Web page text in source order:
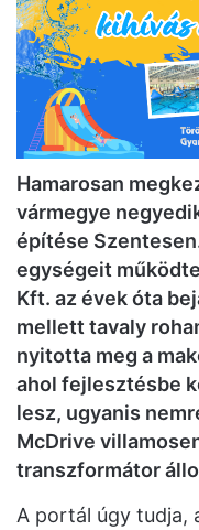
Hamarosan
vármegye
építése
egységeit
Kft. az évek óta
mellett tavaly
nyitotta meg a
ahol fejlesztésbe
lesz, ugyanis
McDrive
transzformátor
A portál úgy tudja,